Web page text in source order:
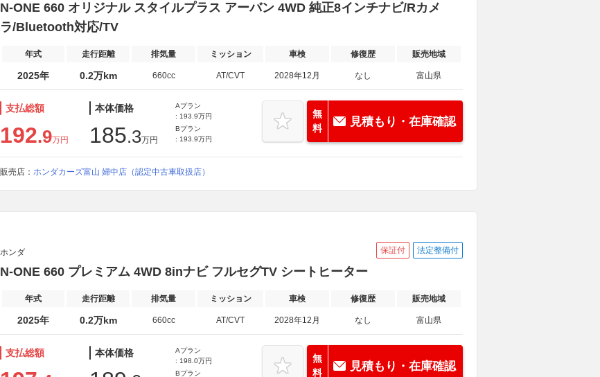
N-ONE 660 オリジナル スタイルプラス アーバン 4WD 純正8インチナビ/Rカメ
ラ/Bluetooth対応/TV
年式 走行距離 排気量 ミッション 車検 修復歴 販売地域
2025年 0.2万km 660cc AT/CVT 2028年12月 なし 富山県
支払総額
192.9万円
本体価格
185.3万円
Aプラン
: 193.9万円
Bプラン
: 193.9万円
無
料
見積もり・在庫確認
販売店： ホンダカーズ富山 婦中店（認定中古車取扱店）
ホンダ 保証付 法定整備付
N-ONE 660 プレミアム 4WD 8inナビ フルセグTV シートヒーター
年式 走行距離 排気量 ミッション 車検 修復歴 販売地域
2025年 0.2万km 660cc AT/CVT 2028年12月 なし 富山県
支払総額 本体価格
Aプラン
: 198.0万円
Bプラン
無
料
見積もり・在庫確認